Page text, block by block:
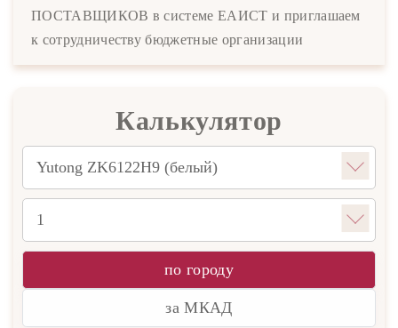
ПОСТАВЩИКОВ в системе ЕАИСТ и приглашаем
к сотрудничеству бюджетные организации
Калькулятор
по городу
за МКАД